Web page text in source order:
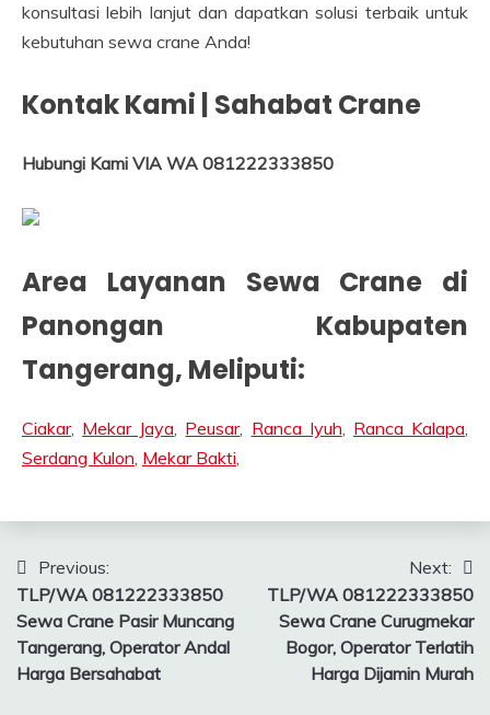
konsultasi lebih lanjut dan dapatkan solusi terbaik untuk
kebutuhan sewa crane Anda!
Kontak Kami | Sahabat Crane
Hubungi Kami VIA WA 081222333850
Area Layanan Sewa Crane di
Panongan Kabupaten
Tangerang, Meliputi:
Ciakar, Mekar Jaya, Peusar, Ranca Iyuh, Ranca Kalapa,
Serdang Kulon, Mekar Bakti,
Post
navigation
Previous:
TLP/WA 081222333850
Sewa Crane Pasir Muncang
Tangerang, Operator Andal
Harga Bersahabat
Next:
TLP/WA 081222333850
Sewa Crane Curugmekar
Bogor, Operator Terlatih
Harga Dijamin Murah